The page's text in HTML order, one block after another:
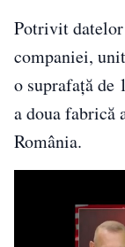
Potrivit
companiei,
o suprafaţă de
a doua fabrică
România.